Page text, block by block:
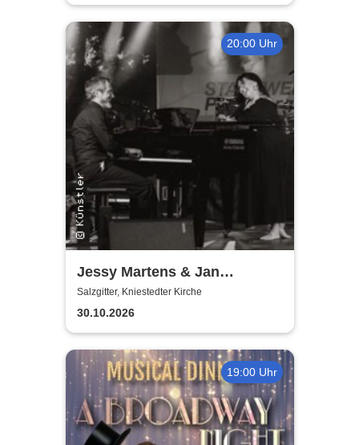
20:00 Uhr
Jessy Martens & Jan
Fischer's Blues Support
Salzgitter, Kniestedter Kirche
30.10.2026
19:00 Uhr